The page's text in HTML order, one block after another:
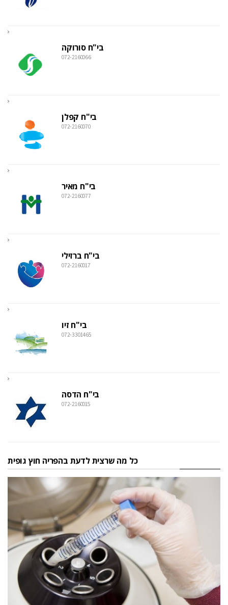
בי"ח סורוקה
072-2160066
בי"ח קפלן
072-2160070
בי"ח מאיר
072-2160077
בי"ח ברזילי
072-2160017
בי"ח זיו
072-3301465
בי"ח הדסה
072-2160015
כל מה שרצית לדעת בהפריה חוץ גופית